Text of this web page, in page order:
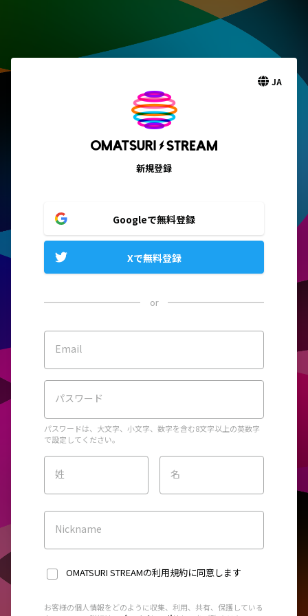
JA
新規登録
Googleで無料登録
Xで無料登録
or
Email
パスワード
パスワードは、大文字、小文字、数字を含む8文字以上の英数字
で設定してください。
姓 名
Nickname
OMATSURI STREAMの利用規約に同意します
お客様の個人情報をどのように収集、利用、共有、保護している